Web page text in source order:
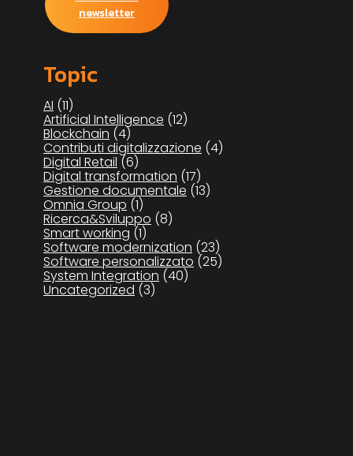
newsletter
Topic
AI (11)
Artificial Intelligence (12)
Blockchain (4)
Contributi digitalizzazione (4)
Digital Retail (6)
Digital transformation (17)
Gestione documentale (13)
Omnia Group (1)
Ricerca&Sviluppo (8)
Smart working (1)
Software modernization (23)
Software personalizzato (25)
System Integration (40)
Uncategorized (3)